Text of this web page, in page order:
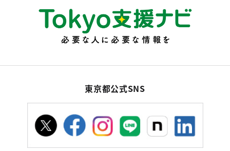
東京都公式SNS